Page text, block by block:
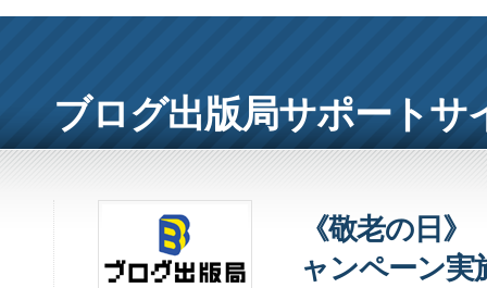
ブログ出版局サポートサ
《敬老の日
ャンペーン実